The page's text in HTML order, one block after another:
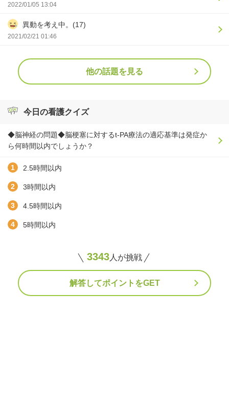
2022/01/05 13:04
異動を考え中。(17)
2021/02/21 01:46
他の話題を見る
今日の看護クイズ
◆脳神経の問題◆脳梗塞に対するt-PA療法の適応基準は発症か
ら何時間以内でしょうか？
2.5時間以内
3時間以内
4.5時間以内
5時間以内
3343 人が挑戦
解答してポイントをGET